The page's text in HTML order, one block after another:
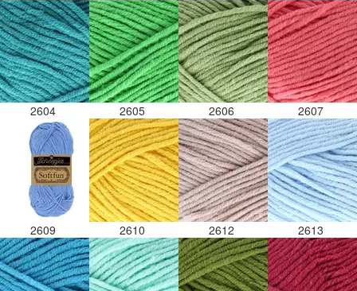
2604 2605 2606 2607
2609 2610 2612 2613